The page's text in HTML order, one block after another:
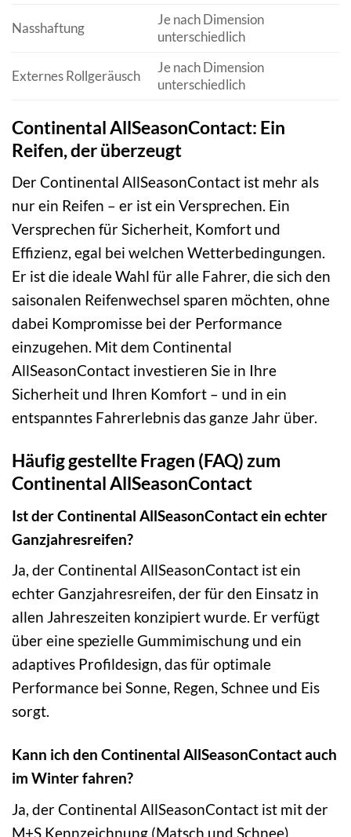
Nasshaftung
Je nach Dimension
unterschiedlich
Externes Rollgeräusch
Je nach Dimension
unterschiedlich
Continental AllSeasonContact: Ein
Reifen, der überzeugt
Der Continental AllSeasonContact ist mehr als
nur ein Reifen – er ist ein Versprechen. Ein
Versprechen für Sicherheit, Komfort und
Effizienz, egal bei welchen Wetterbedingungen.
Er ist die ideale Wahl für alle Fahrer, die sich den
saisonalen Reifenwechsel sparen möchten, ohne
dabei Kompromisse bei der Performance
einzugehen. Mit dem Continental
AllSeasonContact investieren Sie in Ihre
Sicherheit und Ihren Komfort – und in ein
entspanntes Fahrerlebnis das ganze Jahr über.
Häufig gestellte Fragen (FAQ) zum
Continental AllSeasonContact
Ist der Continental AllSeasonContact ein echter
Ganzjahresreifen?
Ja, der Continental AllSeasonContact ist ein
echter Ganzjahresreifen, der für den Einsatz in
allen Jahreszeiten konzipiert wurde. Er verfügt
über eine spezielle Gummimischung und ein
adaptives Profildesign, das für optimale
Performance bei Sonne, Regen, Schnee und Eis
sorgt.
Kann ich den Continental AllSeasonContact auch
im Winter fahren?
Ja, der Continental AllSeasonContact ist mit der
M+S Kennzeichnung (Matsch und Schnee)